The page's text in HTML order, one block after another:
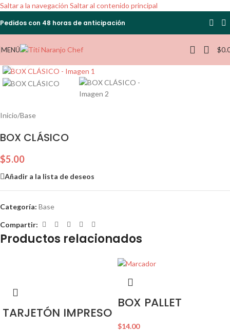
Saltar a la navegación Saltar al contenido principal
Pedidos con 48 horas de anticipación
MENÚ $
Inicio/Base
BOX CLÁSICO
$5.00
Añadir a la lista de deseos
Categoría: Base
Compartir:
Productos relacionados
TARJETÓN IMPRESO
BOX PALLET
$14.00